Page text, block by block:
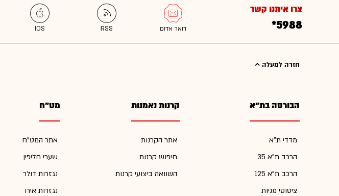
צרו איתנו קשר
*5988
חזרה למעלה
הבורסה בת"א
מדדי ת"א
הרכב ת"א 35
הרכב ת"א 125
ציטוטי מניות
קרנות נאמנות
אתר הקרנות
חיפוש קרנות
השוואה ביצועי קרנות
מט"ח
אתר המט"ח
שערי חליפין
נגזרות דולר
נגזרות אירו